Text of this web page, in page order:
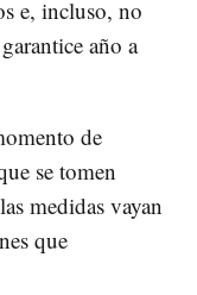
e, incluso, no
año a
de
se tomen
medidas vayan
que